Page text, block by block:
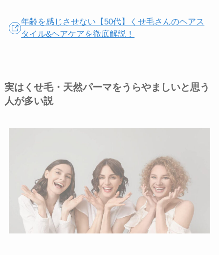
年齢を感じさせない【50代】くせ毛さんのヘアス
タイル&ヘアケアを徹底解説！
実はくせ毛・天然パーマをうらやましいと思う
人が多い説